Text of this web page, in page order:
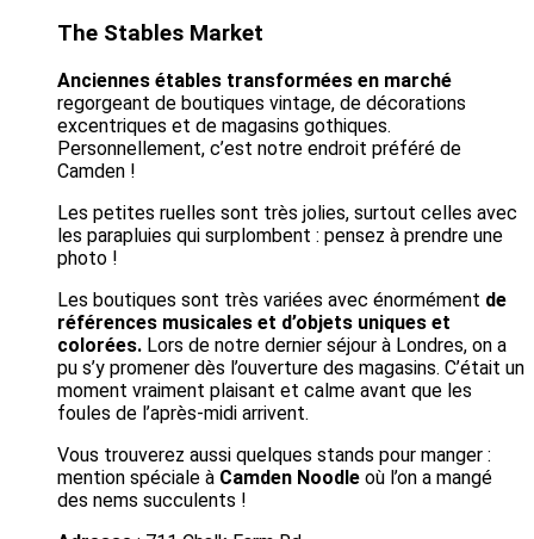
The Stables Market
Anciennes étables transformées en marché
regorgeant de boutiques vintage, de décorations
excentriques et de magasins gothiques.
Personnellement, c’est notre endroit préféré de
Camden !
Les petites ruelles sont très jolies, surtout celles avec
les parapluies qui surplombent : pensez à prendre une
photo !
Les boutiques sont très variées avec énormément de
références musicales et d’objets uniques et
colorées. Lors de notre dernier séjour à Londres, on a
pu s’y promener dès l’ouverture des magasins. C’était un
moment vraiment plaisant et calme avant que les
foules de l’après-midi arrivent.
Vous trouverez aussi quelques stands pour manger :
mention spéciale à Camden Noodle où l’on a mangé
des nems succulents !